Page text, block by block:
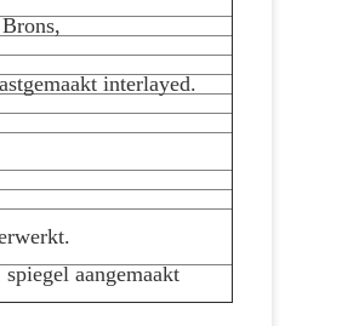
interlayed.
aangemaakt